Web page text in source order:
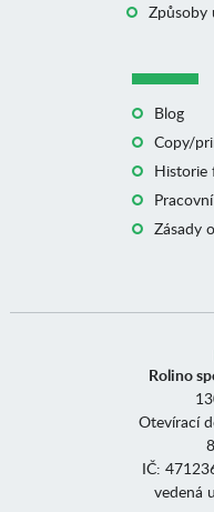
Způsoby
Blog
Copy/
Historie
Zásady
Rolino
Otevírací
IČ:
vedená